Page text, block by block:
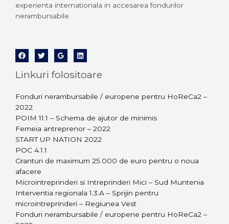
experienta internationala in accesarea fondurilor
nerambursabile.
Linkuri folositoare
Fonduri nerambursabile / europene pentru HoReCa2 –
2022
POIM 11.1 – Schema de ajutor de minimis
Femeia antreprenor – 2022
START UP NATION 2022
POC 4.1.1
Granturi de maximum 25.000 de euro pentru o noua
afacere
Microintreprinderi si Intreprinderi Mici – Sud Muntenia
Interventia regionala 1.3.A – Sprijin pentru
microintreprinderi – Regiunea Vest
Fonduri nerambursabile / europene pentru HoReCa2 –